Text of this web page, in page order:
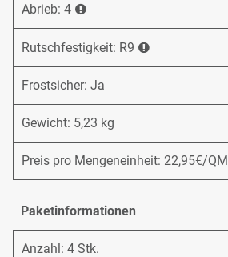
Abrieb: 4
Rutschfestigkeit: R9
Frostsicher: Ja
Gewicht: 5,23 kg
Preis pro Mengeneinheit: 22,95€/QM
Paketinformationen
Anzahl: 4 Stk.